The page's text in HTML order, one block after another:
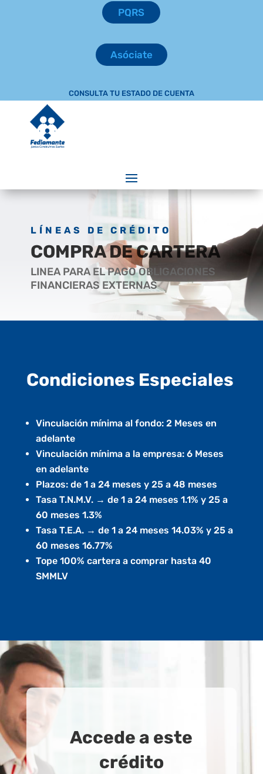
PQRS
Asóciate
CONSULTA TU ESTADO DE CUENTA
LÍNEAS DE CRÉDITO
COMPRA DE CARTERA
LINEA PARA EL PAGO OBLIGACIONES
FINANCIERAS EXTERNAS
Condiciones Especiales
Vinculación mínima al fondo: 2 Meses en
adelante
Vinculación mínima a la empresa: 6 Meses
en adelante
Plazos: de 1 a 24 meses y 25 a 48 meses
Tasa T.N.M.V. → de 1 a 24 meses 1.1% y 25 a
60 meses 1.3%
Tasa T.E.A. → de 1 a 24 meses 14.03% y 25 a
60 meses 16.77%
Tope 100% cartera a comprar hasta 40
SMMLV
Accede a este
crédito